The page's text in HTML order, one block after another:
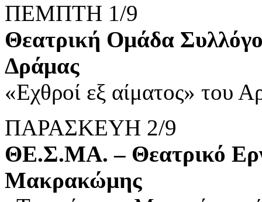
ΠΕΜΠΤΗ 1/9
Θεατρική Ομάδα
Δράμας
«Εχθροί εξ αίματος» του
ΠΑΡΑΣΚΕΥΗ 2/9
ΘΕ.Σ.ΜΑ. – Θεατρικό
Μακρακώμης